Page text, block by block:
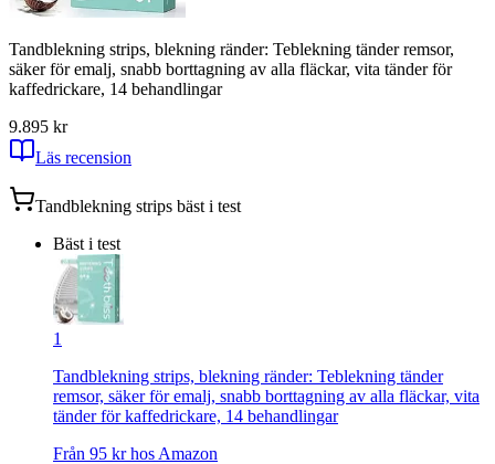
Tandblekning strips, blekning ränder: Teblekning tänder remsor,
säker för emalj, snabb borttagning av alla fläckar, vita tänder för
kaffedrickare, 14 behandlingar
9.895 kr
Läs recension
Tandblekning strips bäst i test
Bäst i test
1
Tandblekning strips, blekning ränder: Teblekning tänder
remsor, säker för emalj, snabb borttagning av alla fläckar, vita
tänder för kaffedrickare, 14 behandlingar
Från 95 kr hos Amazon